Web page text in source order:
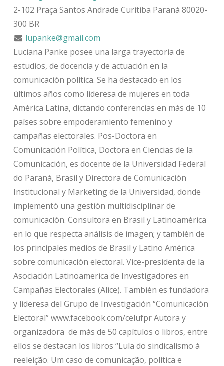
2-102 Praça Santos Andrade Curitiba Paraná 80020-
300 BR
lupanke@gmail.com
Luciana Panke posee una larga trayectoria de
estudios, de docencia y de actuación en la
comunicación política. Se ha destacado en los
últimos años como lideresa de mujeres en toda
América Latina, dictando conferencias en más de 10
países sobre empoderamiento femenino y
campañas electorales. Pos-Doctora en
Comunicación Política, Doctora en Ciencias de la
Comunicación, es docente de la Universidad Federal
do Paraná, Brasil y Directora de Comunicación
Institucional y Marketing de la Universidad, donde
implementó una gestión multidisciplinar de
comunicación. Consultora en Brasil y Latinoamérica
en lo que respecta análisis de imagen; y también de
los principales medios de Brasil y Latino América
sobre comunicación electoral. Vice-presidenta de la
Asociación Latinoamerica de Investigadores en
Campañas Electorales (Alice). También es fundadora
y lideresa del Grupo de Investigación “Comunicación
Electoral” www.facebook.com/celufpr Autora y
organizadora de más de 50 capítulos o libros, entre
ellos se destacan los libros “Lula do sindicalismo à
reeleição. Um caso de comunicação, política e